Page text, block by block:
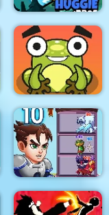
Super Huggie Bros
Frogie Cross The
Road